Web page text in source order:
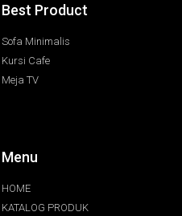
Best Product
Sofa Minimalis
Kursi Cafe
Meja TV
Menu
HOME
KATALOG PRODUK